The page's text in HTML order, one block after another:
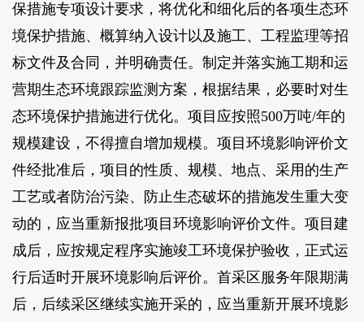
保措施专项设计要求，将优化和细化后的各项生态环
境保护措施、概算纳入设计以及施工、工程监理等招
标文件及合同，并明确责任。制定并落实施工期和运
营期生态环境跟踪监测方案，根据结果，必要时对生
态环境保护措施进行优化。项目应按照500万吨/年的
规模建设，不得擅自增加规模。项目环境影响评价文
件经批准后，项目的性质、规模、地点、采用的生产
工艺或者防治污染、防止生态破坏的措施发生重大变
动的，应当重新报批项目环境影响评价文件。项目建
成后，应按规定程序实施竣工环境保护验收，正式运
行后适时开展环境影响后评价。首采区服务年限期满
后，后续采区继续实施开采的，应当重新开展环境影